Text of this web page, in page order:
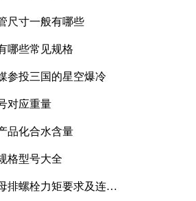
尺寸一般有哪些
哪些常见规格
参投三国的星空爆冷
对应重量
品化合水含量
格型号大全
排螺栓力矩要求及连接